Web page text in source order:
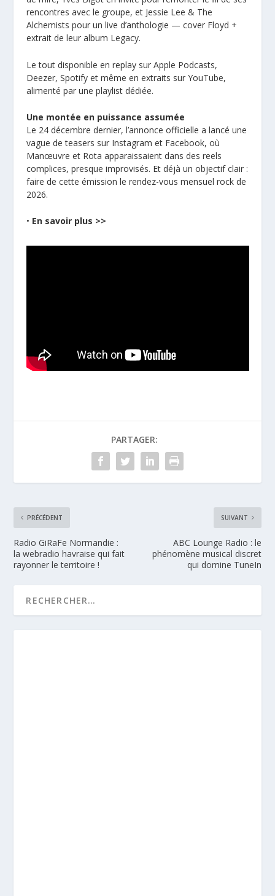
rencontres avec le groupe, et Jessie Lee & The
Alchemists pour un live d’anthologie — cover Floyd +
extrait de leur album Legacy.
Le tout disponible en replay sur Apple Podcasts,
Deezer, Spotify et même en extraits sur YouTube,
alimenté par une playlist dédiée.
Une montée en puissance assumée
Le 24 décembre dernier, l’annonce officielle a lancé une
vague de teasers sur Instagram et Facebook, où
Manœuvre et Rota apparaissaient dans des reels
complices, presque improvisés. Et déjà un objectif clair :
faire de cette émission le rendez-vous mensuel rock de
2026.
• En savoir plus >>
PARTAGER:
PRÉCÉDENT
Radio GiRaFe Normandie :
la webradio havraise qui fait
rayonner le territoire !
SUIVANT
ABC Lounge Radio : le
phénomène musical discret
qui domine TuneIn